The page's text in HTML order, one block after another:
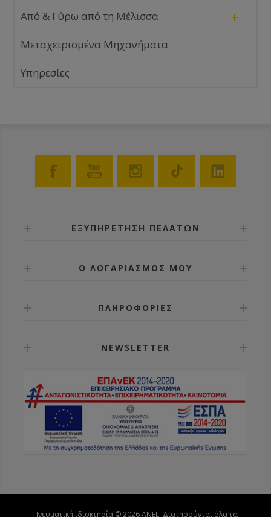
Από & Γύρω από τη Μέλισσα +
Μεταχειρισμένα Μηχανήματα
Υπηρεσίες
ΕΞΥΠΗΡΕΤΗΣΗ ΠΕΛΑΤΩΝ
Ο ΛΟΓΑΡΙΑΣΜΟΣ ΜΟΥ
ΠΛΗΡΟΦΟΡΙΕΣ
NEWSLETTER
Πνευματική ιδιοκτησία © 2026 ANEL. Διατηρούνται όλα τα